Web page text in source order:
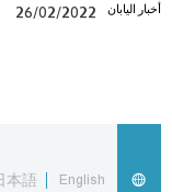
أخبار اليابان 26/02/2022
English
本語